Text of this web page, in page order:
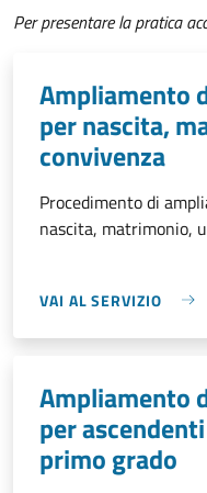
Per presentare la pratica
Ampliamento
per nascita,
convivenza
Procedimento di
nascita, matrimonio,
VAI AL SERVIZIO
Ampliamento
per
primo grado